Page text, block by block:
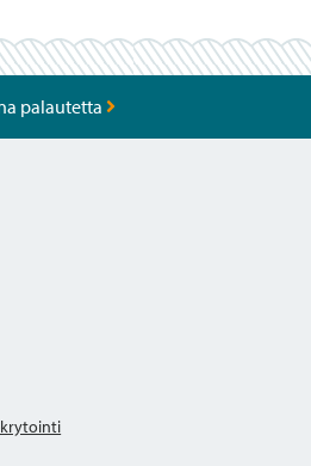
palautetta